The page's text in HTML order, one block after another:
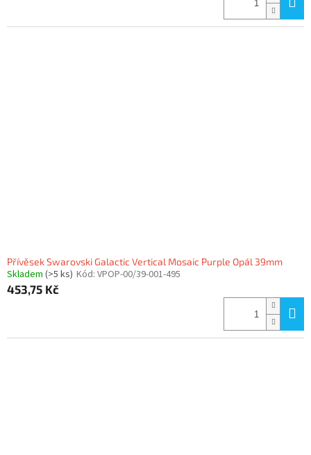
Přívěsek Swarovski Galactic Vertical Mosaic Purple Opál 39mm
Skladem (>5 ks) Kód: VPOP-00/39-001-495
453,75 Kč